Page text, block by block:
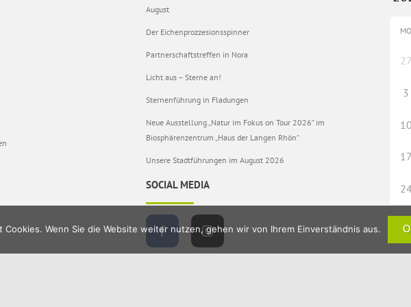
August
Der Eichenprozzesionsspinner
Partnerschaftstreffen in Nora
Licht aus – Sterne an!
Sternenführung in Fladungen
Neue Ausstellung „Natur im Fokus on Tour 2026“ im
Biosphärenzentrum „Haus der Langen Rhön“
Unsere Stadtführungen im August 2026
SOCIAL MEDIA
3
Cookies. Wenn Sie die Website weiter nutzen, gehen wir von Ihrem Einverständnis aus.